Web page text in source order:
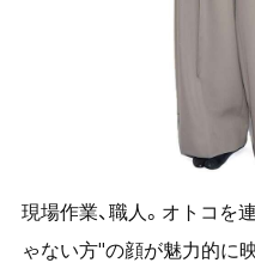
現場作業、職人。オトコを
ゃない方"の顔が魅力的に